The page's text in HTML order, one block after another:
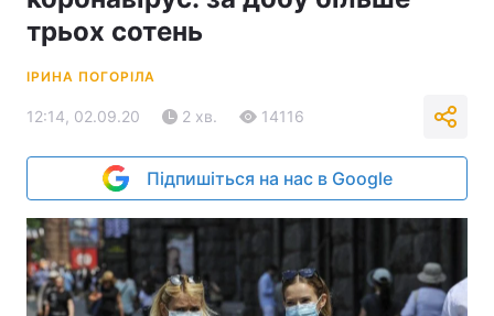
трьох сотень
ІРИНА ПОГОРІЛА
12:14, 02.09.20 2 хв. 14116
Підпишіться на нас в Google